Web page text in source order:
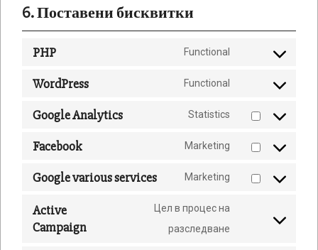
6. Поставени бисквитки
PHP Functional
Consent
service
WordPress Functional
Consent
service
Google Analytics Statistics
Consent
service
analytics
Facebook Marketing
Consent
service
Google various services Marketing
Consent
google-
Active
Campaign
Цел в процес на
разследване
Consent